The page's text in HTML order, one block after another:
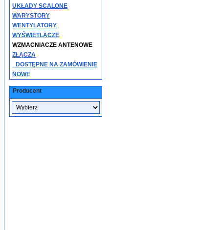
UKŁADY SCALONE
WARYSTORY
WENTYLATORY
WYŚWIETLACZE
WZMACNIACZE ANTENOWE
ZŁĄCZA
_DOSTĘPNE NA ZAMÓWIENIE
NOWE
Producent